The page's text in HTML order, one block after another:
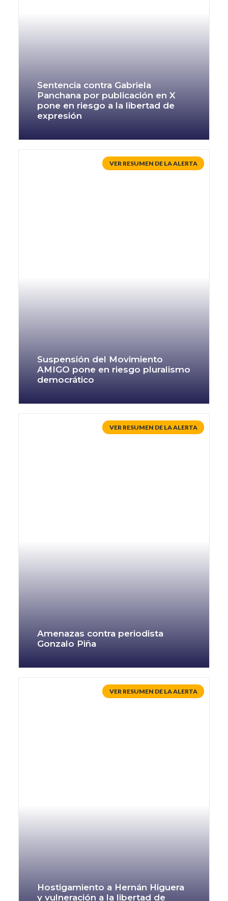
Sentencia contra Gabriela
Panchana por publicación en X
pone en riesgo a la libertad de
expresión
Suspensión del Movimiento
AMIGO pone en riesgo pluralismo
democrático
Amenazas contra periodista
Gonzalo Piña
Hostigamiento a Hernán Higuera
y vulneración a la libertad de